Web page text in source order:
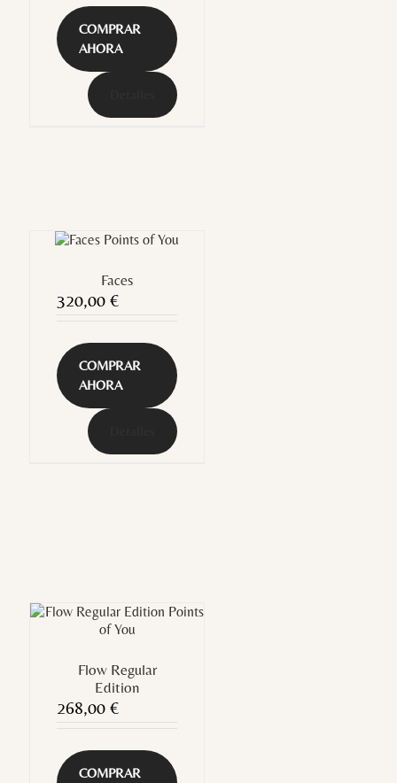
COMPRAR
AHORA
Faces
320,00 €
COMPRAR
AHORA
Flow Regular
Edition
268,00 €
COMPRAR